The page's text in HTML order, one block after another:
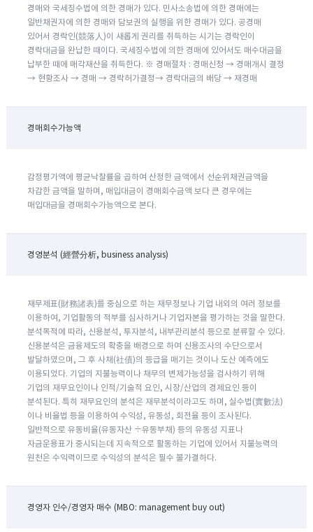
경매와 국세징수법에 의한 경매가 있다. 민사소송법에 의한 경매에는
일반채권자에 의한 경매와 담보권의 실행을 위한 경매가 있다. 공경매
있어서 경락인(競落人)이 새롭게 권리를 취득하는 시기는 경락인이
경락대금을 완납한 때이다. 국세징수법에 의한 경매에 있어서도 매수대금을
납부한 때에 매각재산을 취득한다. ※ 경매절차 : 경매신청 → 경매개시 결정
→ 현황조사 → 경매 → 경락허가결정→ 경락대금의 배당 → 재경매
경매회수가능액
감정평가액에 평균낙찰률을 곱하여 산정한 금액에서 선순위채권금액을
차감한 금액을 말하며, 매입대금이 경매회수금액 보다 큰 경우에는
매입대금을 경매회수가능액으로 본다.
경영분석 (經營分析, business analysis)
재무제표(財務諸表)를 중심으로 하는 재무정보나 기업 내외의 여러 정보를
이용하여, 기업활동의 적부를 심사하거나 기업자본을 평가하는 것을 말한다.
분석목적에 따라, 신용분석, 투자분석, 내부관리분석 등으로 분류할 수 있다.
신용분석은 금융제도의 확충을 배경으로 하여 신용조사의 수단으로서
발달하였으며, 그 후 사채(社債)의 등급을 매기는 것이나 도산 예측에도
이용되었다. 기업의 지불능력이나 채무의 변제가능성을 검사하기 위해
기업의 재무요인이나 인적/기술적 요인, 시장/산업의 경제요인 등이
분석된다. 특히 재무요인의 분석은 재무분석이라고도 하며, 실수법(實數法)
이나 비율법 등을 이용하여 수익성, 유동성, 회전율 등이 조사된다.
일반적으로 유동비율(유동자산 ÷유동부채) 등의 유동성 지표나
자금운용표가 중시되는데 지속적으로 활동하는 기업에 있어서 지불능력의
원천은 수익력이므로 수익성의 분석은 필수 불가결하다.
경영자 인수/경영자 매수 (MBO: management buy out)